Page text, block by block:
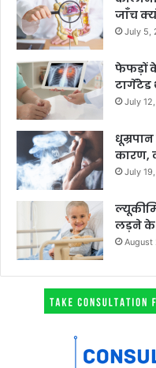
जाँच
July 5,
फेफड़ों
July
कारण,
July
लड़ने के
August